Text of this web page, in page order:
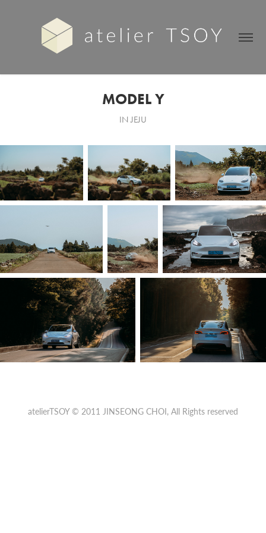
MODEL Y
IN JEJU
atelierTSOY © 2011 JINSEONG CHOI, All Rights reserved